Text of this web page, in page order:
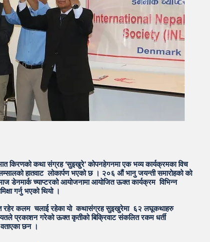
किरणको कथा संग्रह ‘सुइखुरे’ कोपनहेगनमा एक भव्य कार्यक्रमका विच
हातवाट लोकार्पण भएको छ । २०६ औं भानु जयन्ती समारोहको को
डेनमार्क च्याप्टरको आयोजनामा आयोजित ऊक्त कार्यक्रम विभिन्न
गर्नु भएको थियो ।
रहेर कलम चलाई रहेका यो कथासंग्रह सुइखुरेमा ६२ लघूकथाहरु
प्रकाशन गरेको ऊक्त कृतीको बिक्रिवाट संकलित रकम धर्ती
छन ।